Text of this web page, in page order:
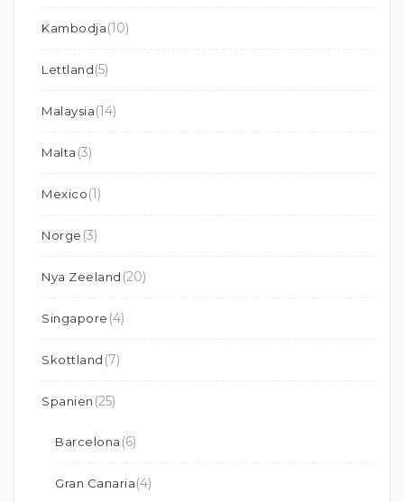
Kambodja(10)
Lettland(5)
Malaysia(14)
Malta (3)
Mexico(1)
Norge (3)
Nya Zeeland (20)
Singapore (4)
Skottland (7)
Spanien (25)
Barcelona (6)
Gran Canaria(4)